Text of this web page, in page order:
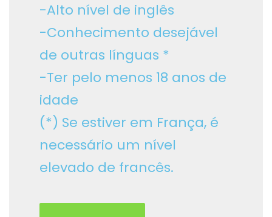
-Alto nível de inglês
-Conhecimento desejável
de outras línguas *
-Ter pelo menos 18 anos de
idade
(*) Se estiver em França, é
necessário um nível
elevado de francês.